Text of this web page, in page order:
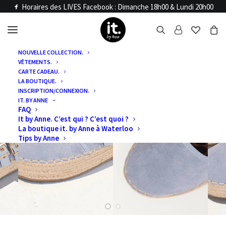
Horaires des LIVES Facebook : Dimanche 18h00 & Lundi 20h00
NOUVELLE COLLECTION.
VÊTEMENTS.
CARTE CADEAU.
LA BOUTIQUE.
INSCRIPTION/CONNEXION.
IT. BY ANNE
FAQ
It by Anne. C’est qui ? C’est quoi ?
La boutique it. by Anne à Waterloo
Tips by Anne